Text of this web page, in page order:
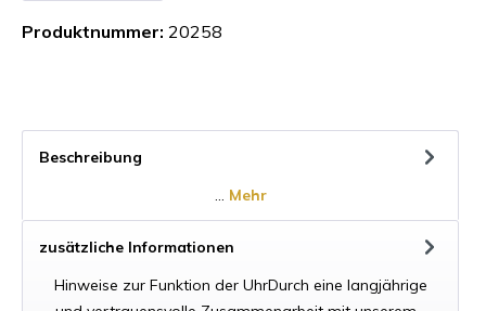
Produktnummer: 20258
Beschreibung
… Mehr
zusätzliche Informationen
Hinweise zur Funktion der UhrDurch eine langjährige